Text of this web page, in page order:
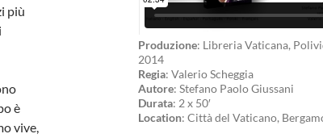
più
è
vive,
Produzione: Libreria Vaticana,
2014
Regia: Valerio Scheggia
Autore: Stefano Paolo Giussani
Durata: 2 x 50′
Location: Città del Vaticano,